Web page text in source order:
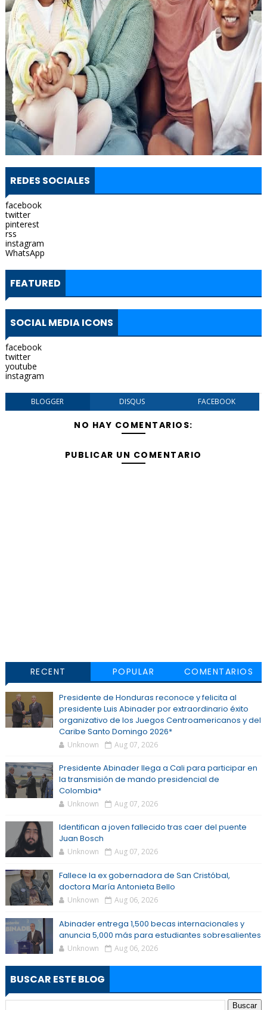
REDES SOCIALES
facebook
twitter
pinterest
rss
instagram
WhatsApp
FEATURED
SOCIAL MEDIA ICONS
facebook
twitter
youtube
instagram
BLOGGER DISQUS FACEBOOK
NO HAY COMENTARIOS:
PUBLICAR UN COMENTARIO
RECENT POPULAR COMENTARIOS
Presidente de Honduras reconoce y felicita al
presidente Luis Abinader por extraordinario éxito
organizativo de los Juegos Centroamericanos y del
Caribe Santo Domingo 2026*
Unknown Aug 07, 2026
Presidente Abinader llega a Cali para participar en
la transmisión de mando presidencial de
Colombia*
Unknown Aug 07, 2026
Identifican a joven fallecido tras caer del puente
Juan Bosch
Unknown Aug 07, 2026
Fallece la ex gobernadora de San Cristóbal,
doctora María Antonieta Bello
Unknown Aug 06, 2026
Abinader entrega 1,500 becas internacionales y
anuncia 5,000 más para estudiantes sobresalientes
Unknown Aug 06, 2026
BUSCAR ESTE BLOG